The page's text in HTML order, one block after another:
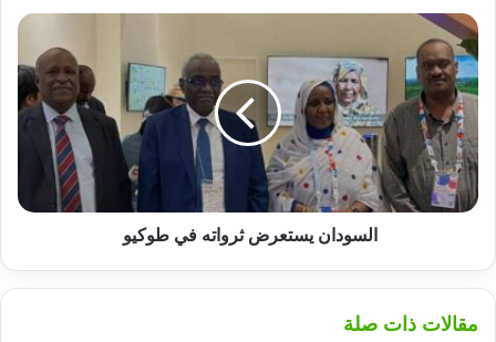
السودان
يستعرض
ثرواته
في
طوكيو
السودان يستعرض ثرواته في طوكيو
مقالات ذات صلة